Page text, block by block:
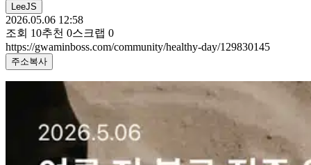
LeeJS
2026.05.06 12:58
조회 10추천 0스크랩 0
https://gwaminboss.com/community/healthy-day/129830145
주소복사